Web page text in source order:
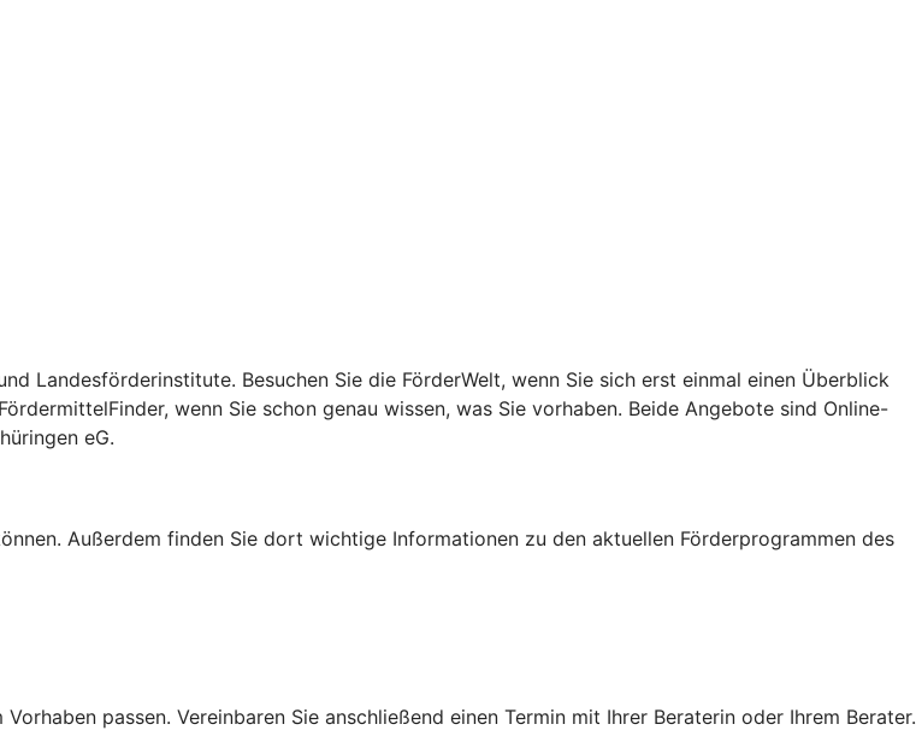
Landesförderinstitute. Besuchen Sie die FörderWelt, wenn Sie sich erst einmal einen Überblick
wenn Sie schon genau wissen, was Sie vorhaben. Beide Angebote sind Online-
eG.
Außerdem finden Sie dort wichtige Informationen zu den aktuellen Förderprogrammen des
passen. Vereinbaren Sie anschließend einen Termin mit Ihrer Beraterin oder Ihrem Berater.